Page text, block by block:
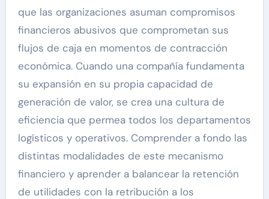
que las organizaciones asuman compromisos
financieros abusivos que comprometan sus
flujos de caja en momentos de contracción
económica. Cuando una compañía fundamenta
su expansión en su propia capacidad de
generación de valor, se crea una cultura de
eficiencia que permea todos los departamentos
logísticos y operativos. Comprender a fondo las
distintas modalidades de este mecanismo
financiero y aprender a balancear la retención
de utilidades con la retribución a los